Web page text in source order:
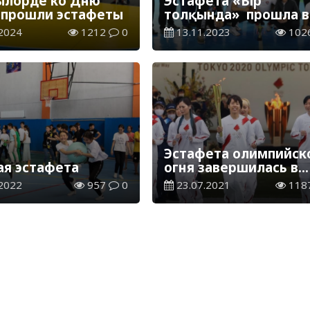
эстафеты
1212 0
толқында» прошла в
университете
13.11.2023
эстафета
957 0
Эстафета
огня завершилась в
Токио
23.07.2021